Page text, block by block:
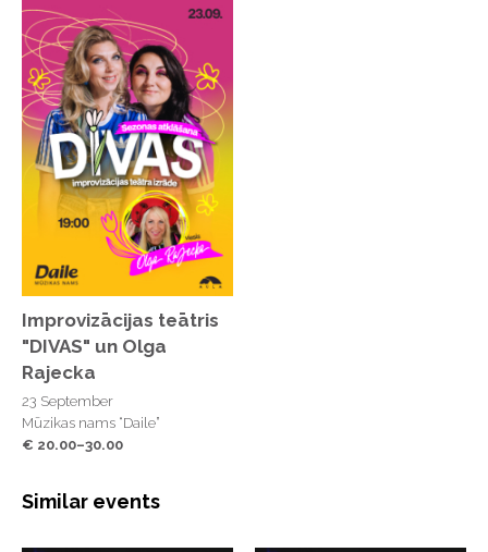
Improvizācijas teātris
"DIVAS" un Olga
Rajecka
23 September
Mūzikas nams “Daile”
€ 20.00–30.00
Similar events